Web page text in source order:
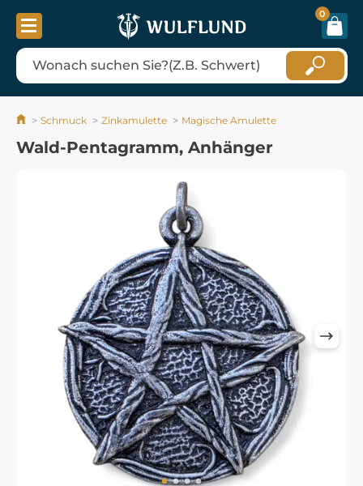
0
Schmuck Zinkamulette Magische Amulette
Wald-Pentagramm, Anhänger